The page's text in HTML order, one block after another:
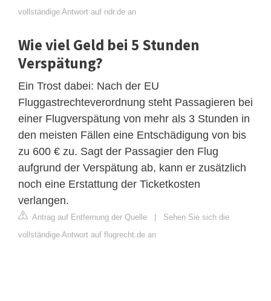
vollständige Antwort auf ndr.de an
Wie viel Geld bei 5 Stunden
Verspätung?
Ein Trost dabei: Nach der EU
Fluggastrechteverordnung steht Passagieren bei
einer Flugverspätung von mehr als 3 Stunden in
den meisten Fällen eine Entschädigung von bis
zu 600 € zu. Sagt der Passagier den Flug
aufgrund der Verspätung ab, kann er zusätzlich
noch eine Erstattung der Ticketkosten
verlangen.
Antrag auf Entfernung der Quelle
Sehen Sie sich die
vollständige Antwort auf flugrecht.de an